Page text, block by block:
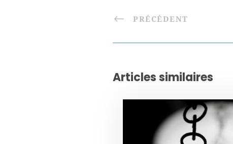
PRÉCÉDENT
Articles similaires